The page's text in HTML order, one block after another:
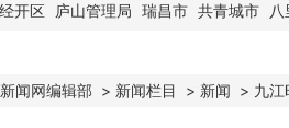
经开区 庐山管理局 瑞昌市 共青城市
闻网编辑部 > 新闻栏目 > 新闻 > 九江